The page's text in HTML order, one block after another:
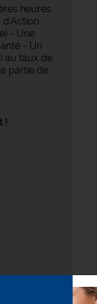
heures
d'Action
- Une
- Un
au taux de
partie de
!